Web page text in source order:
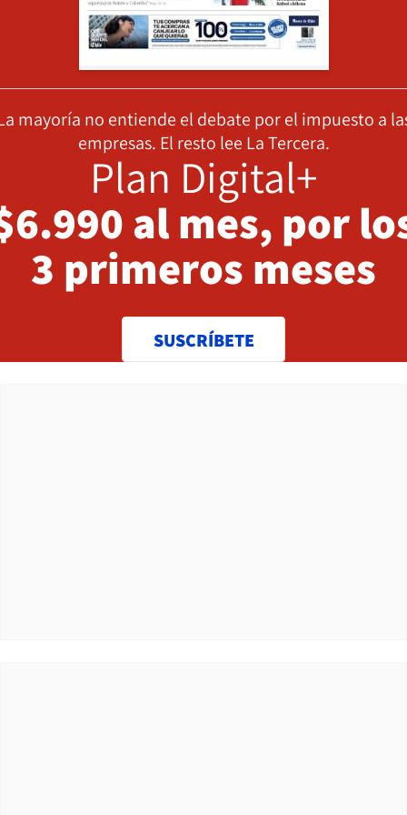
mayoría no entiende el debate por el impuesto a
empresas. El resto lee La Tercera.
Plan Digital+
al mes, por
3 primeros meses
SUSCRÍBETE